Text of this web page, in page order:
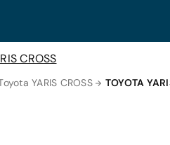
CROSS
YARIS CROSS TOYOTA